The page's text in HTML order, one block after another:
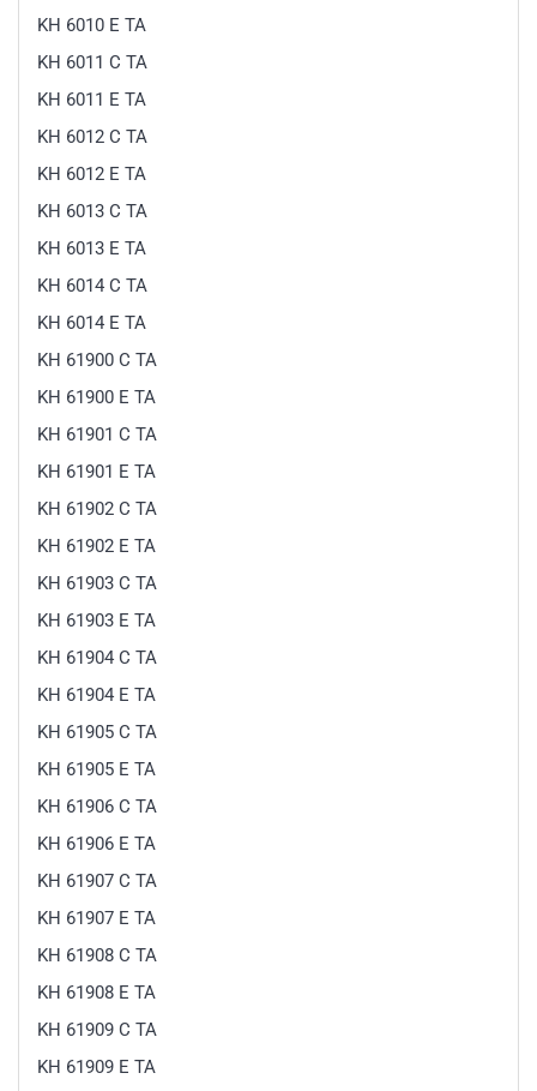
KH 6010 E TA
KH 6011 C TA
KH 6011 E TA
KH 6012 C TA
KH 6012 E TA
KH 6013 C TA
KH 6013 E TA
KH 6014 C TA
KH 6014 E TA
KH 61900 C TA
KH 61900 E TA
KH 61901 C TA
KH 61901 E TA
KH 61902 C TA
KH 61902 E TA
KH 61903 C TA
KH 61903 E TA
KH 61904 C TA
KH 61904 E TA
KH 61905 C TA
KH 61905 E TA
KH 61906 C TA
KH 61906 E TA
KH 61907 C TA
KH 61907 E TA
KH 61908 C TA
KH 61908 E TA
KH 61909 C TA
KH 61909 E TA